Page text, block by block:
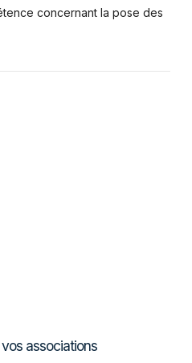
concernant la pose des
associations